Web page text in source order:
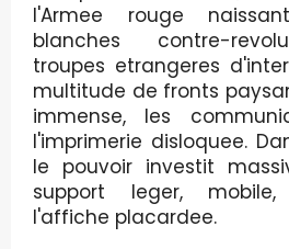
l'Armee rouge
blanches contre-
troupes etrangeres
multitude de fronts
immense, les
l'imprimerie disloquee.
le pouvoir investit
support leger,
l'affiche placardee.